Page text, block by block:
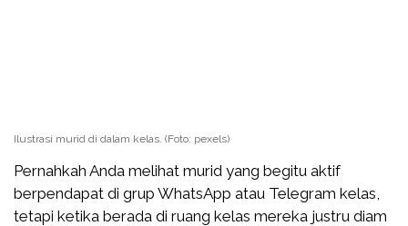
Ilustrasi murid di dalam kelas. (Foto: pexels)
Pernahkah Anda melihat murid yang begitu aktif
berpendapat di grup WhatsApp atau Telegram kelas,
tetapi ketika berada di ruang kelas mereka justru diam